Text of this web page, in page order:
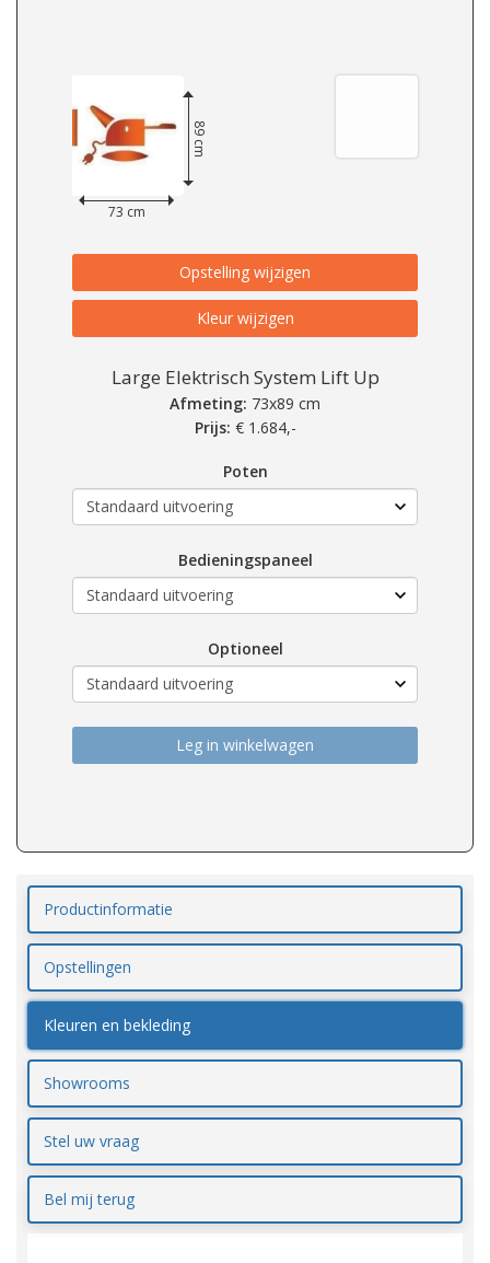
73 cm
89 cm
Opstelling wijzigen
Kleur wijzigen
Large Elektrisch System Lift Up
Afmeting: 73x89 cm
Prijs: € 1.684,-
Poten
Bedieningspaneel
Optioneel
Leg in winkelwagen
Productinformatie
Opstellingen
Kleuren en bekleding
Showrooms
Stel uw vraag
Bel mij terug